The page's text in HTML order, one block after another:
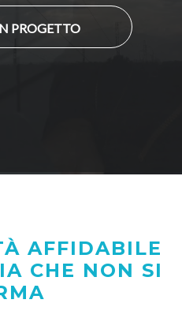
PROGETTO
AFFIDABILE
CHE NON SI